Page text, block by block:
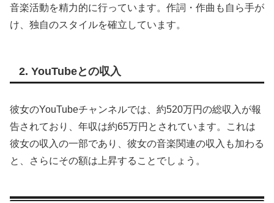
音楽活動を精力的に行っています。作詞・作曲も自ら手が
け、独自のスタイルを確立しています。
2. YouTubeとの収入
彼女のYouTubeチャンネルでは、約520万円の総収入が報
告されており、年収は約65万円とされています。これは
彼女の収入の一部であり、彼女の音楽関連の収入も加わる
と、さらにその額は上昇することでしょう。